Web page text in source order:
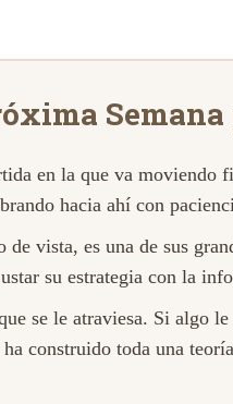
en la que va moviendo
hacia ahí con
vista, es una de sus
su estrategia con la
se le atraviesa. Si algo
construido toda una